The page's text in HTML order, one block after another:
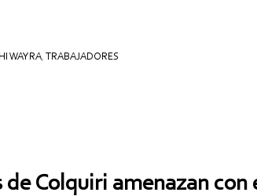
WAYRA TRABAJADORES
Colquiri amenazan con